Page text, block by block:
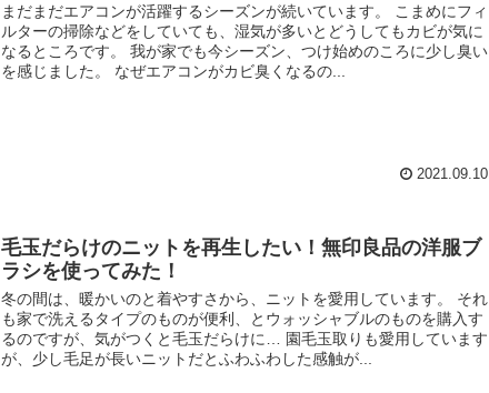
まだまだエアコンが活躍するシーズンが続いています。 こまめにフィ
ルターの掃除などをしていても、湿気が多いとどうしてもカビが気に
なるところです。 我が家でも今シーズン、つけ始めのころに少し臭い
を感じました。 なぜエアコンがカビ臭くなるの...
2021.09.10
毛玉だらけのニットを再生したい！無印良品の洋服ブ
ラシを使ってみた！
冬の間は、暖かいのと着やすさから、ニットを愛用しています。 それ
も家で洗えるタイプのものが便利、とウォッシャブルのものを購入す
るのですが、気がつくと毛玉だらけに… 園毛玉取りも愛用しています
が、少し毛足が長いニットだとふわふわした感触が...